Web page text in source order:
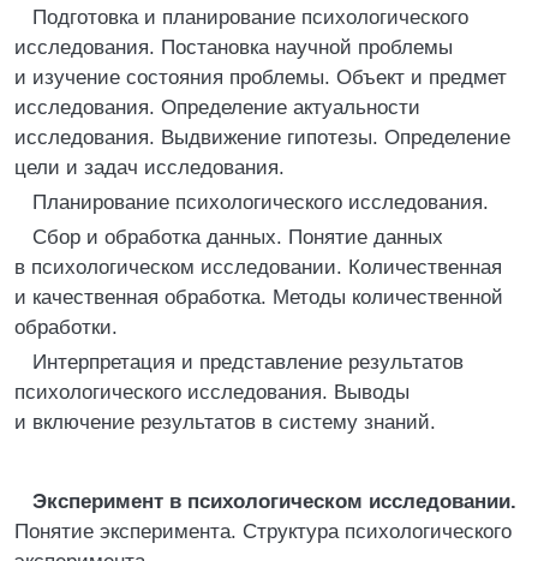
Подготовка и планирование психологического
исследования. Постановка научной проблемы
и изучение состояния проблемы. Объект и предмет
исследования. Определение актуальности
исследования. Выдвижение гипотезы. Определение
цели и задач исследования.
Планирование психологического исследования.
Сбор и обработка данных. Понятие данных
в психологическом исследовании. Количественная
и качественная обработка. Методы количественной
обработки.
Интерпретация и представление результатов
психологического исследования. Выводы
и включение результатов в систему знаний.
Эксперимент в психологическом исследовании.
Понятие эксперимента. Структура психологического